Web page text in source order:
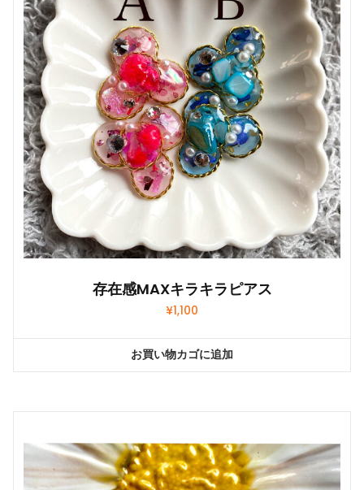
存在感MAXキラキラピアス
¥1,100
お買い物カゴに追加